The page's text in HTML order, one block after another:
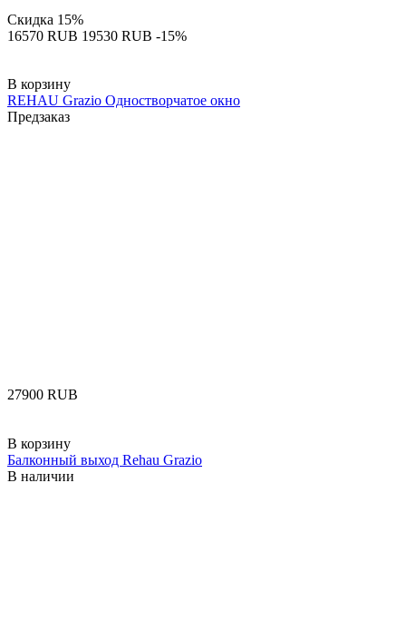
Скидка 15%
‍16570‍ RUB ‍19530‍ RUB -15%
В корзину
REHAU Grazio Одностворчатое окно
Предзаказ
‍27900‍ RUB
В корзину
Балконный выход Rehau Grazio
В наличии